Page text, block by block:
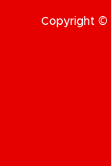
Copyright ©